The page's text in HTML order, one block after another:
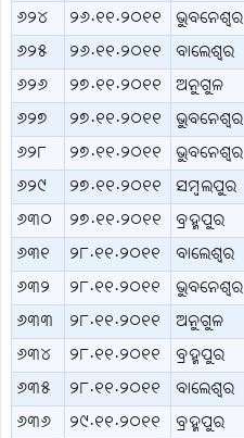
୬୨୪
୨୬.୧୧.୨୦୧୧ ଭୁବନେଶ୍ବର
୬୨୫
୨୬.୧୧.୨୦୧୧ ବାଲେଶ୍ବର
୬୨୬
୨୭.୧୧.୨୦୧୧ ଅନୁଗୁଳ
୬୨୭
୨୭.୧୧.୨୦୧୧ ଭୁବନେଶ୍ବର
୬୨୮
୨୭.୧୧.୨୦୧୧ ଭୁବନେଶ୍ବର
୬୨୯
୨୭.୧୧.୨୦୧୧ ସମ୍ବଲପୁର
୬୩୦
୨୭.୧୧.୨୦୧୧ ବ୍ରହ୍ମପୁର
୬୩୧
୨୮.୧୧.୨୦୧୧ ବାଲେଶ୍ବର
୬୩୨
୨୮.୧୧.୨୦୧୧ ଭୁବନେଶ୍ବର
୬୩୩
୨୮.୧୧.୨୦୧୧ ଅନୁଗୁଳ
୬୩୪
୨୮.୧୧.୨୦୧୧ ବ୍ରହ୍ମପୁର
୬୩୫
୨୮.୧୧.୨୦୧୧ ବାଲେଶ୍ବର
୬୩୬
୨୯.୧୧.୨୦୧୧ ବ୍ରହ୍ମପୁର